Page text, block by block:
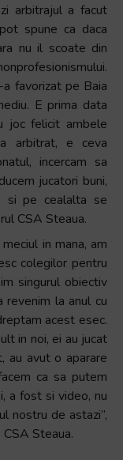
arbitrajul a facut
spune ca daca
nu il scoate din
favorizat pe Baia
E prima data
joc felicit ambele
arbitrat, e ceva
incercam sa
jucatori buni,
si pe cealalta se
CSA Steaua.
in mana, am
colegilor pentru
singurul obiectiv
revenim la anul cu
acest esec.
in noi, ei au jucat
au avut o aparare
ca sa putem
a fost si video, nu
nostru de astazi”,
Steaua.